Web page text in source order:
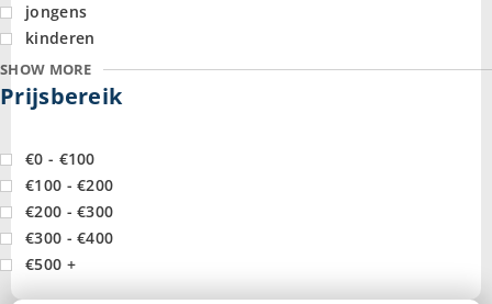
jongens
kinderen
SHOW MORE
Prijsbereik
€0 - €100
€100 - €200
€200 - €300
€300 - €400
€500 +